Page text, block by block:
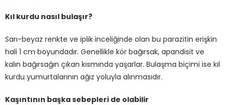
Kıl kurdu nasıl bulaşır?
Sarı-beyaz renkte ve iplik inceliğinde olan bu parazitin erişkin
hali 1 cm boyundadır. Genellikle kör bağırsak, apandisit ve
kalın bağırsağın çıkan kısmında yaşarlar. Bulaşma biçimi ise kıl
kurdu yumurtalarının ağız yoluyla alınmasıdır.
Kaşıntının başka sebepleri de olabilir